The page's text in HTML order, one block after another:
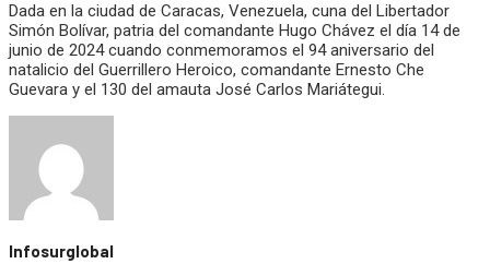
Dada en la ciudad de Caracas, Venezuela, cuna del Libertador
Simón Bolívar, patria del comandante Hugo Chávez el día 14 de
junio de 2024 cuando conmemoramos el 94 aniversario del
natalicio del Guerrillero Heroico, comandante Ernesto Che
Guevara y el 130 del amauta José Carlos Mariátegui.
Infosurglobal